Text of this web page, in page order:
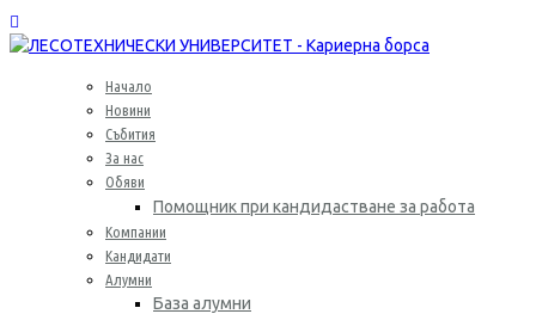
Начало
Новини
Събития
За нас
Обяви
Помощник при кандидастване за работа
Компании
Кандидати
Алумни
База алумни